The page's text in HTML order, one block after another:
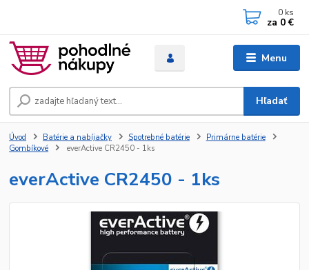
Menu
Hľadať
0 ks
za 0 €
Úvod Batérie a nabíjačky Spotrebné batérie
Primárne batérie
Gombíkové
everActive CR2450 - 1ks
everActive CR2450 - 1ks